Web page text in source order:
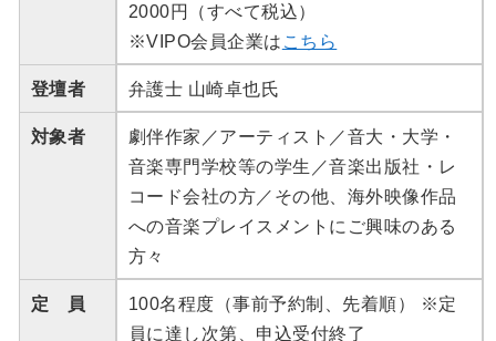
2000円（すべて税込）
※VIPO会員企業は こちら
登壇者 弁護士 山崎卓也氏
対象者
劇伴作家／アーティスト／音大・大学・
音楽専門学校等の学生／音楽出版社・レ
コード会社の方／その他、海外映像作品
への音楽プレイスメントにご興味のある
方々
定 員
100名程度（事前予約制、先着順） ※定
員に達し次第、申込受付終了